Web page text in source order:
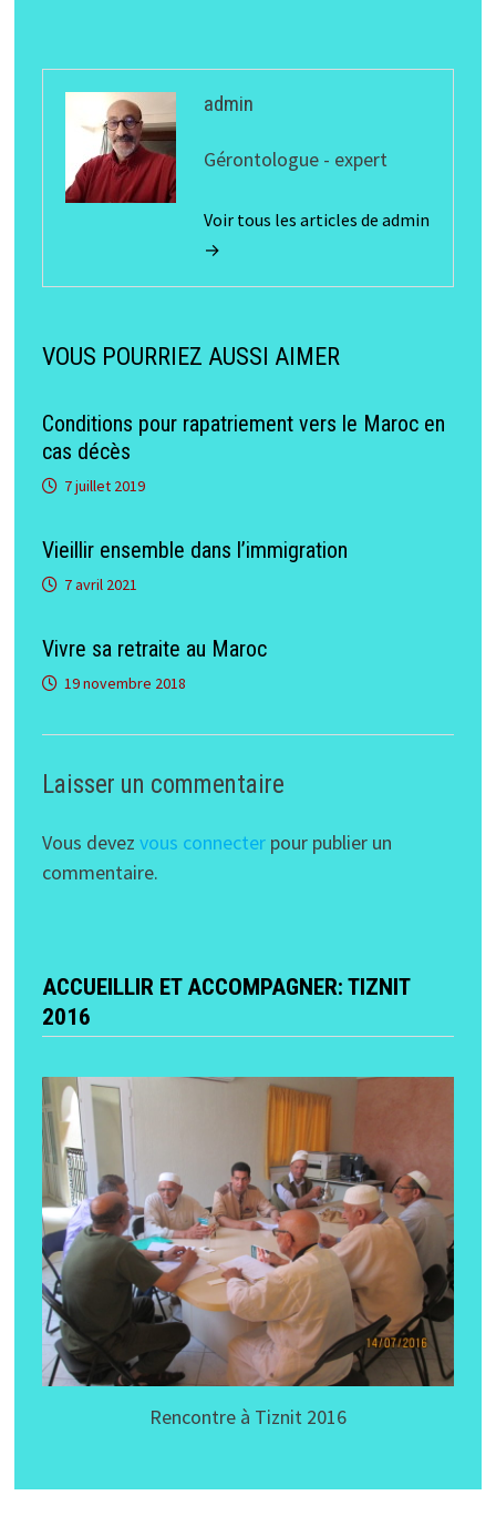
admin
Gérontologue - expert
Voir tous les articles de admin
→
VOUS POURRIEZ AUSSI AIMER
Conditions pour rapatriement vers le Maroc en
cas décès
7 juillet 2019
Vieillir ensemble dans l’immigration
7 avril 2021
Vivre sa retraite au Maroc
19 novembre 2018
Laisser un commentaire
Vous devez vous connecterpour publier un
commentaire.
ACCUEILLIR ET ACCOMPAGNER: TIZNIT
2016
Rencontre à Tiznit 2016